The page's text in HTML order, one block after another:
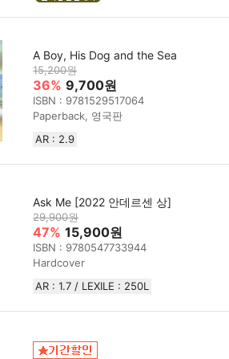
A Boy, His Dog and the Sea
15,200원
36% 9,700원
ISBN : 9781529517064
Paperback, 영국판
AR : 2.9
Ask Me [2022 안데르센 상]
29,900원
47% 15,900원
ISBN : 9780547733944
Hardcover
AR : 1.7 / LEXILE : 250L